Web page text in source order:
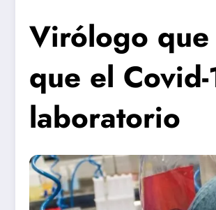
Virólogo
que el
laboratorio